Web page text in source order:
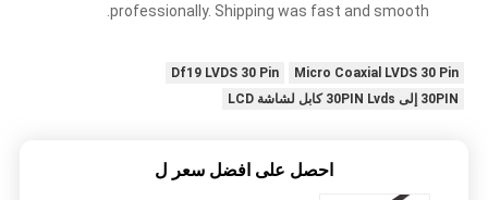
professionally. Shipping was fast and smooth.
Micro Coaxial LVDS 30 Pin
Df19 LVDS 30 Pin
30PIN إلى 30PIN Lvds كابل لشاشة LCD
احصل على افضل سعر ل